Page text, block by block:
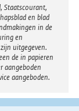
Staatscourant,
en blad
in de
en
uitgegeven.
de in papieren
aangeboden
aangeboden.